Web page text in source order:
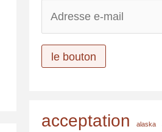
e
le bouton
acceptation alaska